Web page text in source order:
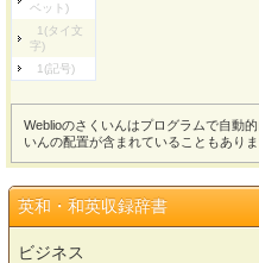
ベット)
1(タイ文
字)
1(記号)
Weblioのさくいんはプログラムで自動
いんの配置が含まれていることもあり
英和・和英収録辞書
ビジネス